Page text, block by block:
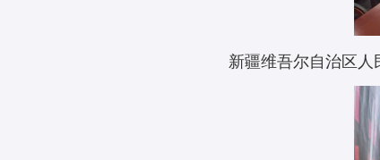
新疆维吾尔自治区人